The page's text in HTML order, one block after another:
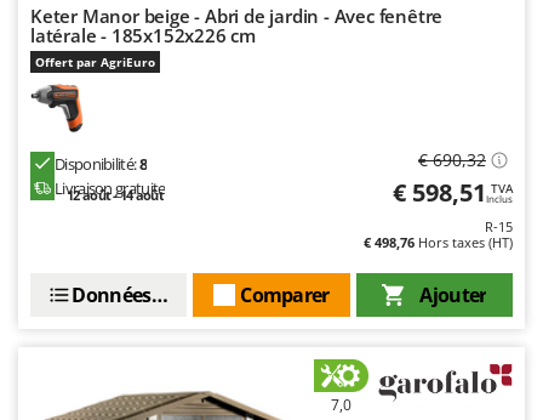
Keter Manor beige - Abri de jardin - Avec fenêtre
latérale - 185x152x226 cm
Offert par AgriEuro
Disponibilité:8
Livraison gratuite
12 août - 14 août
€ 690,32
€ 598,51 TVA
Inclus
R-15
€ 498,76 Hors taxes (HT)
Ajouter
Comparer
Données techniques
7,0